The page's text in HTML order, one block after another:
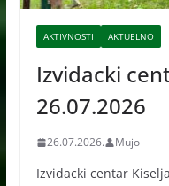
AKTIVNOSTI AKTUELNO
Izvidacki
26.07.2026
26.07.2026. Mujo
Izvidacki centar